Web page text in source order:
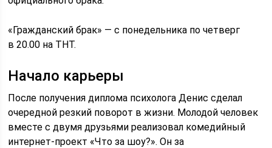
«Гражданский брак» — с понедельника по четверг
в 20.00 на ТНТ.
Начало карьеры
После получения диплома психолога Денис сделал
очередной резкий поворот в жизни. Молодой человек
вместе с двумя друзьями реализовал комедийный
интернет-проект «Что за шоу?». Он за